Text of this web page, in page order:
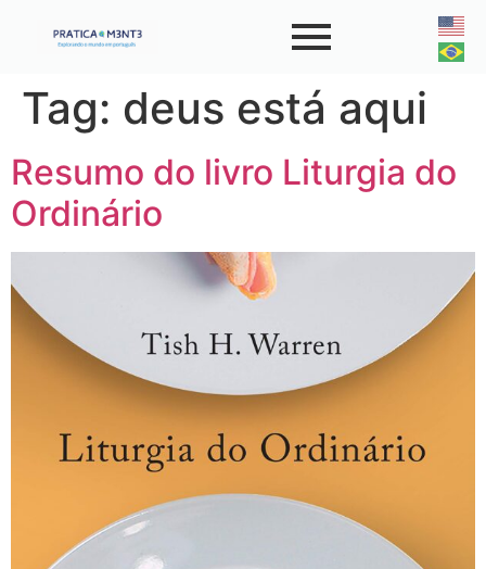
Tag: deus está aqui
Resumo do livro Liturgia do
Ordinário